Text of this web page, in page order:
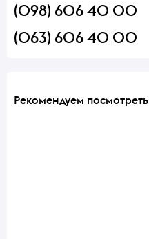
(098) 606 40 00
(063) 606 40 00
Рекомендуем посмотреть